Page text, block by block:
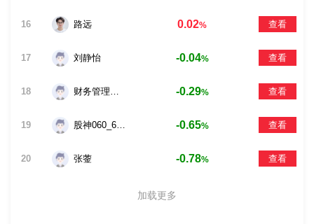
16 路远 0.02% 查看
17 刘静怡 -0.04% 查看
18 财务管理证券投资 -0.29% 查看
19 股神060_6270 -0.65% 查看
20 张蓥 -0.78% 查看
加载更多